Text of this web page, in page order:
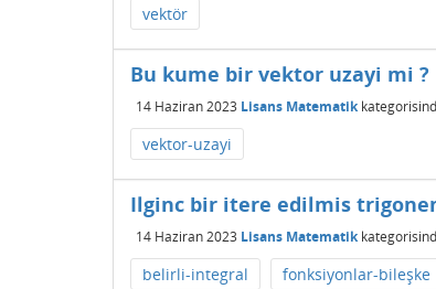
vektör
Bu kume bir vektor uzayi mi ?
14 Haziran 2023 Lisans Matematik
vektor-uzayi
Ilginc bir itere edilmis
14 Haziran 2023 Lisans Matematik
belirli-integral fonksiyonlar-bileşke